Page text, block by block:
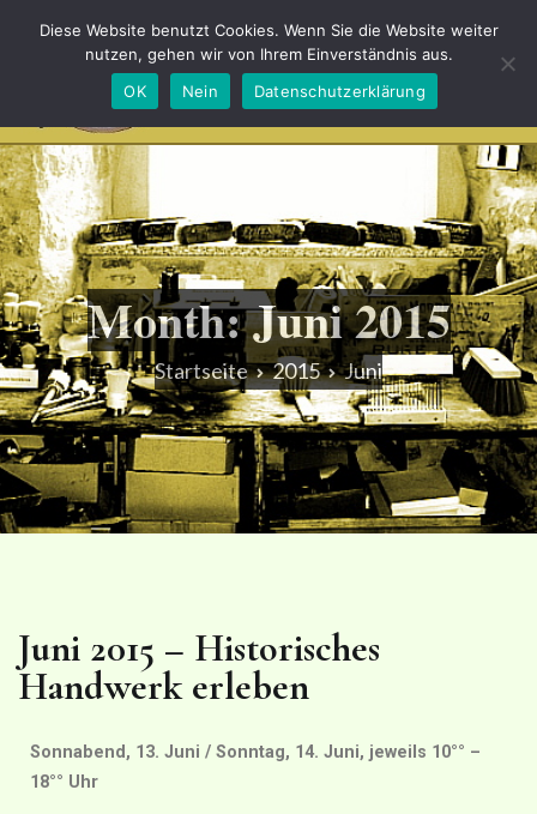
Bürsten und Heimatmuseum Schönheide
Unserer Tradition eine Gegenwart schenken
Month:Juni 2015
Startseite 2015 Juni
Juni 2015 – Historisches
Handwerk erleben
Sonnabend, 13. Juni / Sonntag, 14. Juni, jeweils 10°° –
18°° Uhr
Diese Website benutzt Cookies. Wenn Sie die Website weiter
nutzen, gehen wir von Ihrem Einverständnis aus.
OK
Nein Datenschutzerklärung